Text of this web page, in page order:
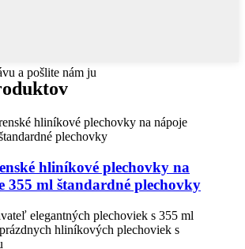
a pošlite nám ju
hliníkové plechovky na
355 ml štandardné plechovky